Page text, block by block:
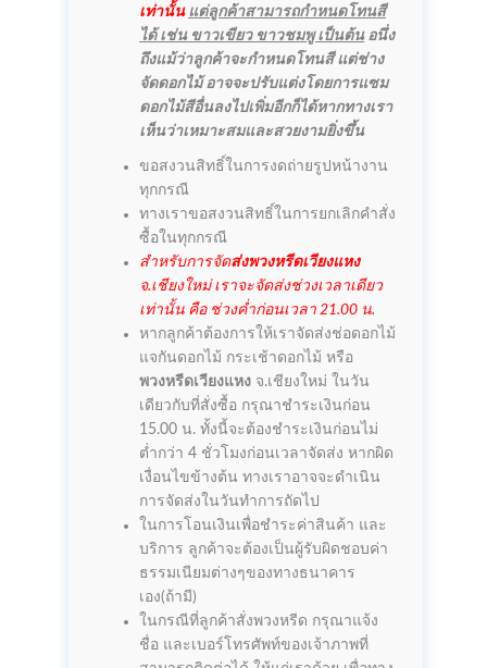
เท่านั้น แต่ลูกค้าสามารถกำหนดโทนสี
ได้ เช่น ขาวเขียว ขาวชมพู เป็นต้นอนึ่ง
ถึงแม้ว่าลูกค้าจะกำหนดโทนสี แต่ช่าง
จัดดอกไม้ อาจจะปรับแต่งโดยการแซม
ดอกไม้สีอื่นลงไปเพิ่มอีกก็ได้หากทางเรา
เห็นว่าเหมาะสมและสวยงามยิ่งขึ้น
ขอสงวนสิทธิ์ในการงดถ่ายรูปหน้างาน
ทุกกรณี
ทางเราขอสงวนสิทธิ์ในการยกเลิกคำสั่ง
ซื้อในทุกกรณี
สำหรับการจัดส่งพวงหรีดเวียงแหง
จ.เชียงใหม่ เราจะจัดส่งช่วงเวลาเดียว
เท่านั้น คือ ช่วงค่ำก่อนเวลา 21.00 น.
หากลูกค้าต้องการให้เราจัดส่งช่อดอกไม้
แจกันดอกไม้ กระเช้าดอกไม้ หรือ
พวงหรีดเวียงแหง จ.เชียงใหม่ ในวัน
เดียวกับที่สั่งซื้อ กรุณาชำระเงินก่อน
15.00 น. ทั้งนี้จะต้องชำระเงินก่อนไม่
ต่ำกว่า 4 ชั่วโมงก่อนเวลาจัดส่ง หากผิด
เงื่อนไขข้างต้น ทางเราอาจจะดำเนิน
การจัดส่งในวันทำการถัดไป
ในการโอนเงินเพื่อชำระค่าสินค้า และ
บริการ ลูกค้าจะต้องเป็นผู้รับผิดชอบค่า
ธรรมเนียมต่างๆของทางธนาคาร
เอง(ถ้ามี)
ในกรณีที่ลูกค้าสั่งพวงหรีด กรุณาแจ้ง
ชื่อ และเบอร์โทรศัพท์ของเจ้าภาพที่